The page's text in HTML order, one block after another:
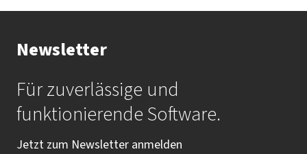
Newsletter
Für zuverlässige und
funktionierende Software.
Jetzt zum Newsletter anmelden